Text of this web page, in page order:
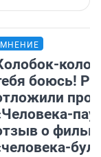
МНЕНИЕ
боюсь!
о